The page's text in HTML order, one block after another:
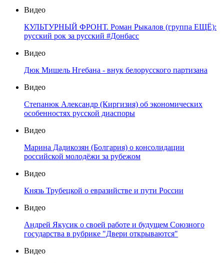
Видео
КУЛЬТУРНЫЙ ФРОНТ. Роман Рыкалов (группа ЕЩЁ):
русский рок за русский #Донбасс
Видео
Дюк Мишель Нгебана - внук белорусского партизана
Видео
Степанюк Александр (Киргизия) об экономических
особенностях русской диаспоры
Видео
Марина Дадикозян (Болгария) о консолидации
российской молодёжи за рубежом
Видео
Князь Трубецкой о евразийстве и пути России
Видео
Андрей Якусик о своей работе и будущем Союзного
государства в рубрике "Двери открываются"
Видео